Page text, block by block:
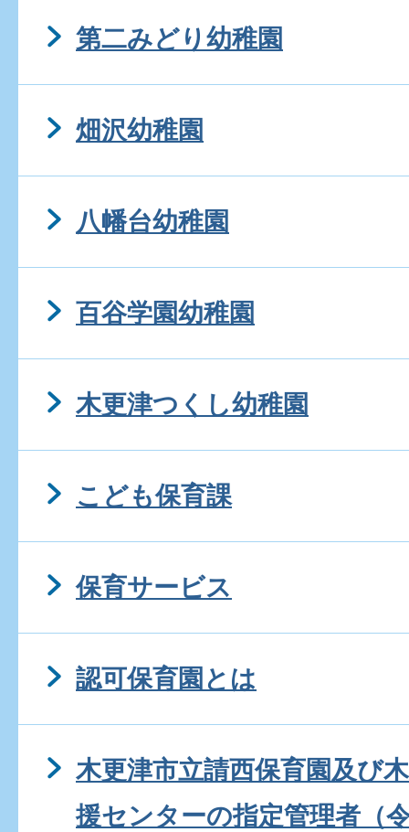
第二みどり幼稚園
畑沢幼稚園
八幡台幼稚園
百谷学園幼稚園
木更津つくし幼稚園
こども保育課
保育サービス
認可保育園とは
木更津市立請西保育園及び
援センターの指定管理者（